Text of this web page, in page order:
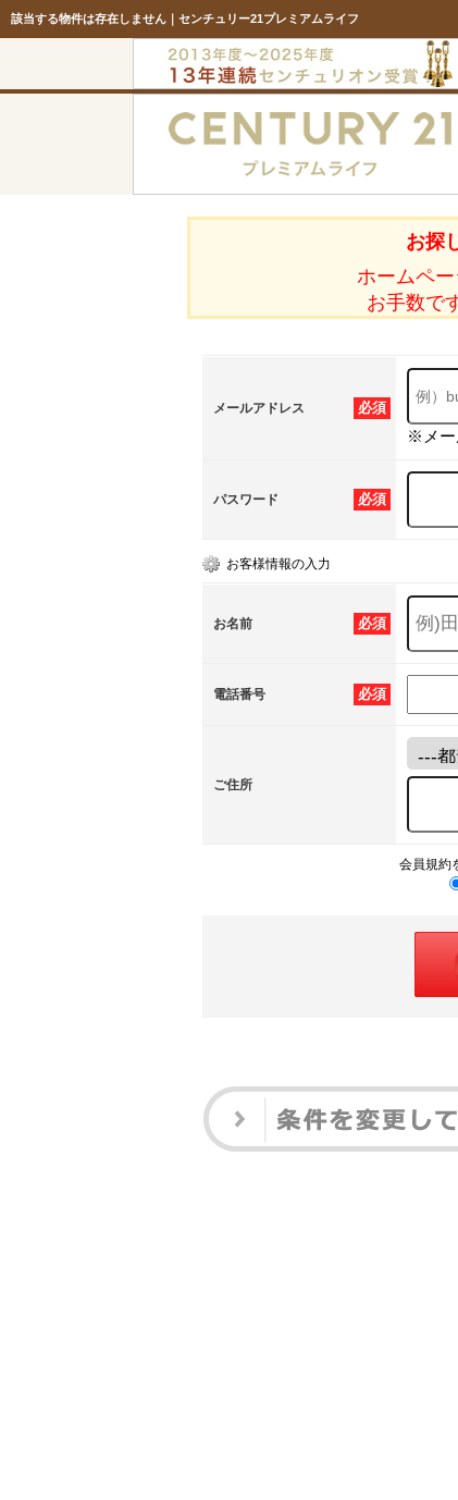
該当する物件は存在しません｜センチュリー21プレミアムライフ
お探
ホームペ
お手数で
必須
メールアドレス
※メー
必須
パスワード
お客様情報の入力
必須
お名前
必須
電話番号
ご住所
会員規約